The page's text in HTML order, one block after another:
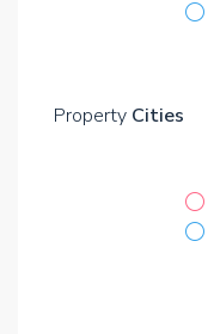
Property Cities